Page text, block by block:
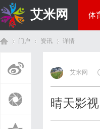
艾米网 体
门户 资讯
›
详情
艾米网
晴天影